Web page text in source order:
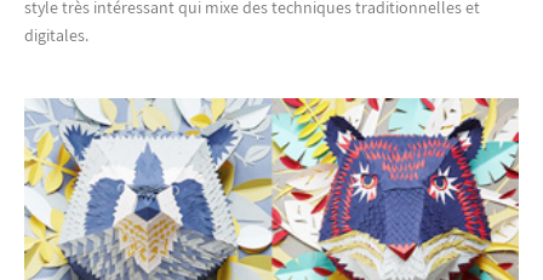
style très intéressant qui mixe des techniques traditionnelles et
digitales.